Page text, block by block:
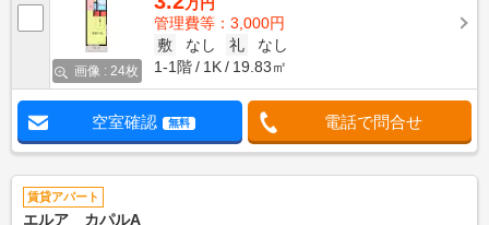
画像 : 24枚
管理費等：3,000円
敷
なし 礼
なし
1-1階
1K 19.83㎡
空室確認 無料 電話で問合せ
賃貸アパート
エルア カパルA